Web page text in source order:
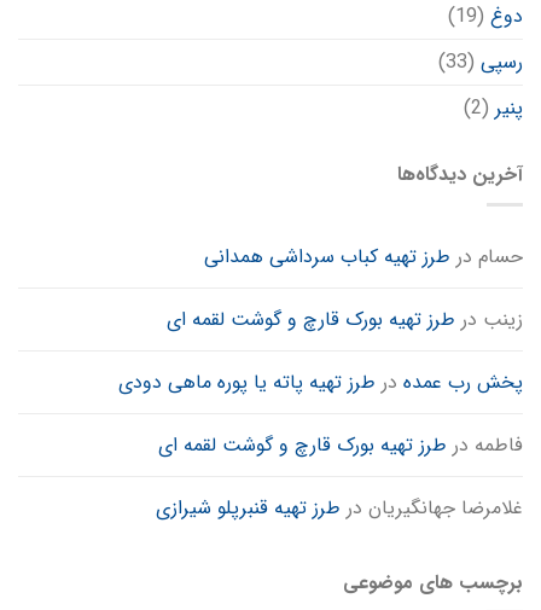
دوغ (19)
رسپی (33)
پنیر (2)
آخرین دیدگاه‌ها
حسام در طرز تهیه کباب سرداشی همدانی
زینب در طرز تهیه بورک قارچ و گوشت لقمه ای
پخش رب عمده در طرز تهیه پاته یا پوره ماهی دودی
فاطمه در طرز تهیه بورک قارچ و گوشت لقمه ای
غلامرضا جهانگیریان در طرز تهیه قنبرپلو شیرازی
برچسب های موضوعی